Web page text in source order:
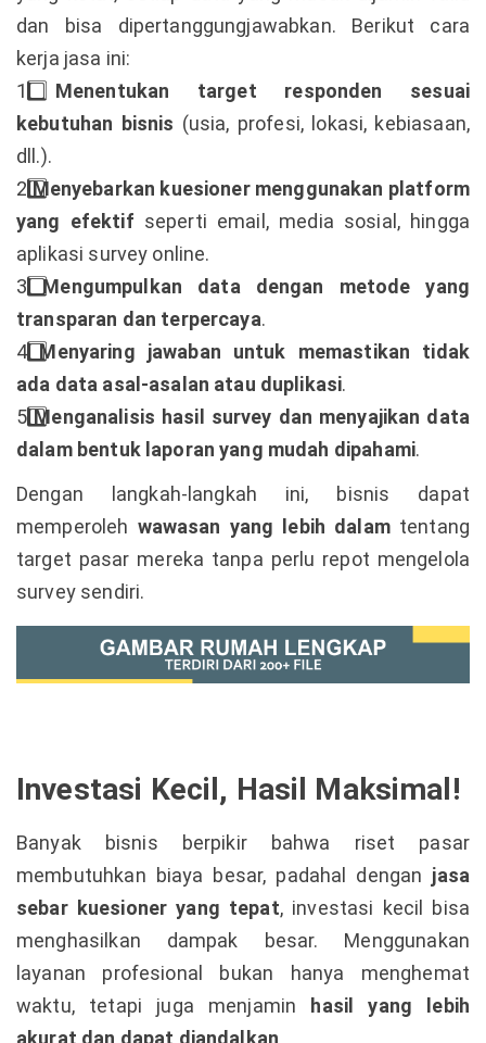
dan bisa dipertanggungjawabkan. Berikut cara
kerja jasa ini:
1️
Menentukan target responden sesuai
kebutuhan bisnis (usia, profesi, lokasi, kebiasaan,
dll.).
2️ Menyebarkan kuesioner menggunakan platform
yang efektif seperti email, media sosial, hingga
aplikasi survey online.
3️
Mengumpulkan data dengan metode yang
transparan dan terpercaya.
4️ Menyaring jawaban untuk memastikan tidak
ada data asal-asalan atau duplikasi.
5️ Menganalisis hasil survey dan menyajikan data
dalam bentuk laporan yang mudah dipahami.
Dengan langkah-langkah ini, bisnis dapat
memperoleh wawasan yang lebih dalamtentang
target pasar mereka tanpa perlu repot mengelola
survey sendiri.
Investasi Kecil, Hasil Maksimal!
Banyak bisnis berpikir bahwa riset pasar
membutuhkan biaya besar, padahal dengan jasa
sebar kuesioner yang tepat, investasi kecil bisa
menghasilkan dampak besar. Menggunakan
layanan profesional bukan hanya menghemat
waktu, tetapi juga menjamin
hasil yang lebih
akurat dan dapat diandalkan